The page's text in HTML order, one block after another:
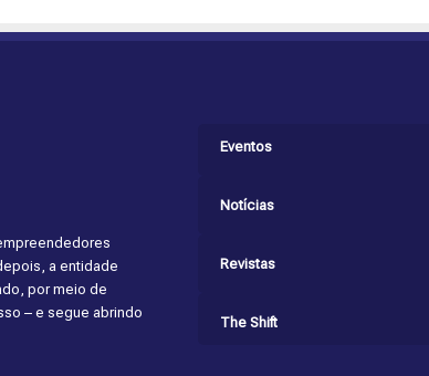
a entidade
por meio de
– e segue abrindo
Eventos
Notícias
Revistas
The Shift